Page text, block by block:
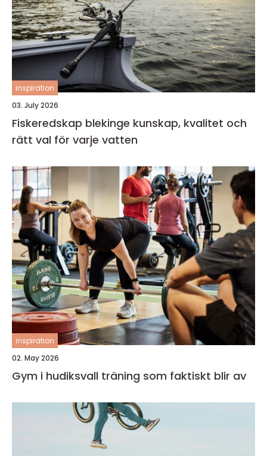
inspiration
03. July 2026
Fiskeredskap blekinge kunskap, kvalitet och
rätt val för varje vatten
inspiration
02. May 2026
Gym i hudiksvall träning som faktiskt blir av